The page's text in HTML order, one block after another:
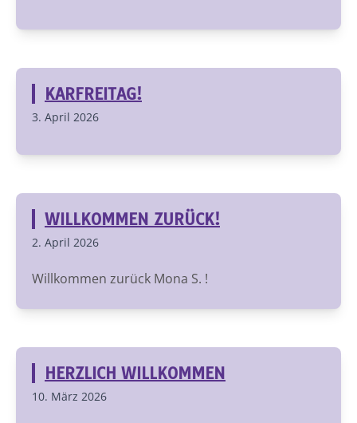
KARFREITAG!
3. April 2026
WILLKOMMEN ZURÜCK!
2. April 2026
Willkommen zurück Mona S. !
HERZLICH WILLKOMMEN
10. März 2026